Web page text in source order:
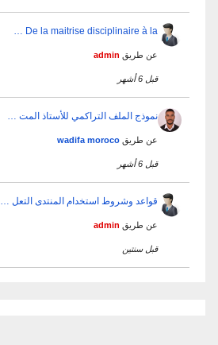
De la maitrise disciplinaire à la …
عن طريق admin
قبل 6 أشهر
نموذج الملف التراكمي للأستاذ المت …
عن طريق wadifa moroco
قبل 6 أشهر
قواعد وشروط استخدام المنتدى التعل …
عن طريق admin
قبل سنتين